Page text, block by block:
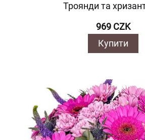
Троянди та
969 CZK
Купити